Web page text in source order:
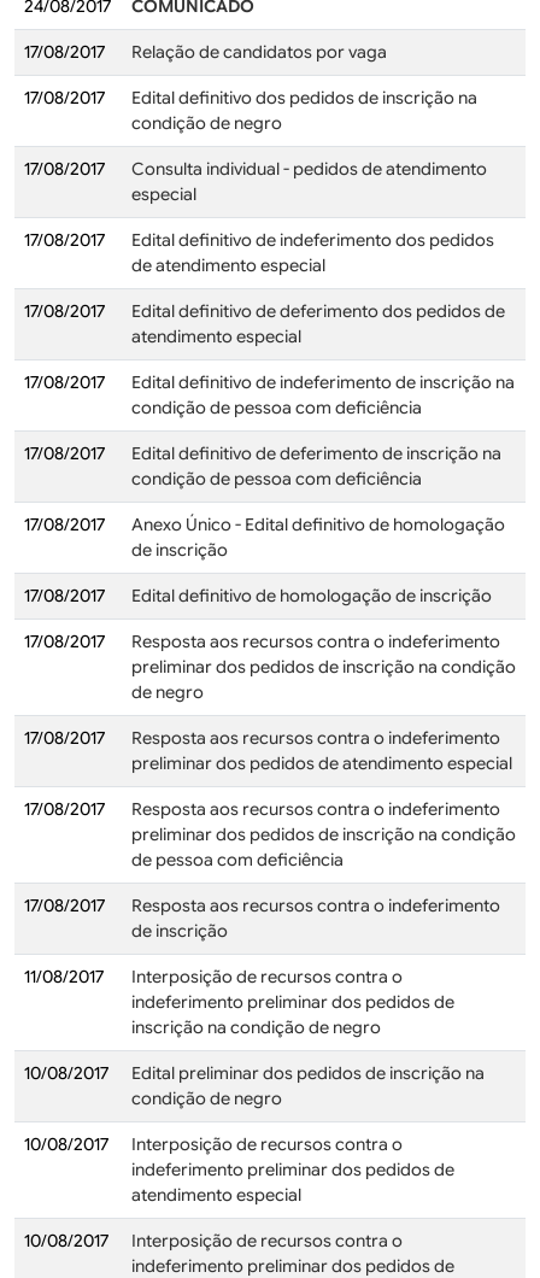
24/08/2017 COMUNICADO
17/08/2017 Relação de candidatos por vaga
17/08/2017
Edital definitivo dos pedidos de inscrição na
condição de negro
17/08/2017
Consulta individual - pedidos de atendimento
especial
17/08/2017
Edital definitivo de indeferimento dos pedidos
de atendimento especial
17/08/2017
Edital definitivo de deferimento dos pedidos de
atendimento especial
17/08/2017
Edital definitivo de indeferimento de inscrição na
condição de pessoa com deficiência
17/08/2017
Edital definitivo de deferimento de inscrição na
condição de pessoa com deficiência
17/08/2017
Anexo Único - Edital definitivo de homologação
de inscrição
17/08/2017 Edital definitivo de homologação de inscrição
17/08/2017
Resposta aos recursos contra o indeferimento
preliminar dos pedidos de inscrição na condição
de negro
17/08/2017
Resposta aos recursos contra o indeferimento
preliminar dos pedidos de atendimento especial
17/08/2017
Resposta aos recursos contra o indeferimento
preliminar dos pedidos de inscrição na condição
de pessoa com deficiência
17/08/2017
Resposta aos recursos contra o indeferimento
de inscrição
11/08/2017
Interposição de recursos contra o
indeferimento preliminar dos pedidos de
inscrição na condição de negro
10/08/2017
Edital preliminar dos pedidos de inscrição na
condição de negro
10/08/2017
Interposição de recursos contra o
indeferimento preliminar dos pedidos de
atendimento especial
10/08/2017
Interposição de recursos contra o
indeferimento preliminar dos pedidos de